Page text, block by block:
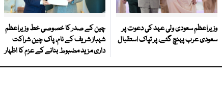
وزیراعظم سعودی ولی عہد کی دعوت پر
سعودی عرب پہنچ گئے، پر تپاک استقبال
چین کے صدر کا خصوصی خط وزیراعظم
شہباز شریف کے نام، پاک چین شراکت
داری مزید مضبوط بنانے کے عزم کا اظہار